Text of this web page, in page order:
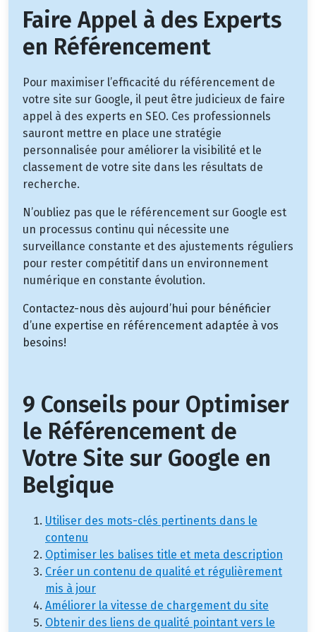
Faire Appel à des Experts
en Référencement
Pour maximiser l’efficacité du référencement de
votre site sur Google, il peut être judicieux de faire
appel à des experts en SEO. Ces professionnels
sauront mettre en place une stratégie
personnalisée pour améliorer la visibilité et le
classement de votre site dans les résultats de
recherche.
N’oubliez pas que le référencement sur Google est
un processus continu qui nécessite une
surveillance constante et des ajustements réguliers
pour rester compétitif dans un environnement
numérique en constante évolution.
Contactez-nous dès aujourd’hui pour bénéficier
d’une expertise en référencement adaptée à vos
besoins!
9 Conseils pour Optimiser
le Référencement de
Votre Site sur Google en
Belgique
Utiliser des mots-clés pertinents dans le
contenu
Optimiser les balises title et meta description
Créer un contenu de qualité et régulièrement
mis à jour
Améliorer la vitesse de chargement du site
Obtenir des liens de qualité pointant vers le